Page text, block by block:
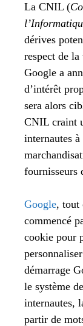
La CNIL (
dérives
respect de
Google a
d’intérêt
sera alors
CNIL craint
internautes
fournisseurs
Google, tout
commencé
cookie pour
démarrage
le système
internautes,
partir de